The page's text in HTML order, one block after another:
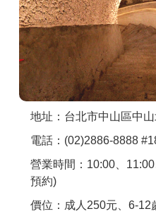
聯絡我們
APP下載
地址：台北市中山區中
電話：(02)2886-8888
營業時間：10:00、
預約)
價位：成人250元、6-12